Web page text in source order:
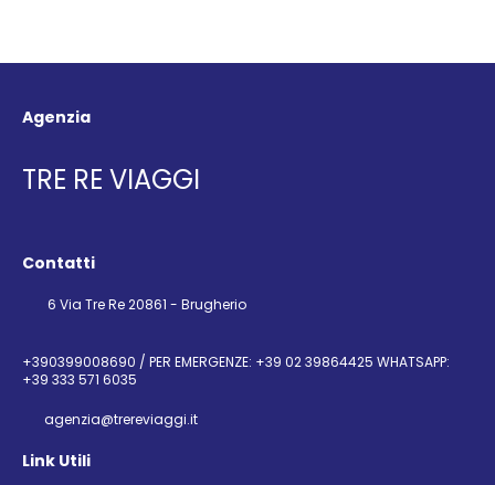
Agenzia
TRE RE VIAGGI
Contatti
6 Via Tre Re 20861 - Brugherio
+390399008690 / PER EMERGENZE: +39 02 39864425 WHATSAPP:
+39 333 571 6035
agenzia@trereviaggi.it
Link Utili